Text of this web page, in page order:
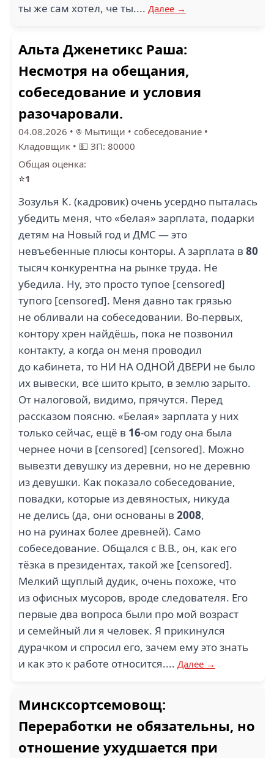
ты же сам хотел, че ты.... Далее →
Альта Дженетикс Раша:
Несмотря на обещания,
собеседование и условия
разочаровали.
04.08.2026 • Мытищи • собеседование •
Кладовщик • 💵 ЗП: 80000
Общая оценка:
⭐1
Зозулья К. (кадровик) очень усердно пыталась
убедить меня, что «белая» зарплата, подарки
детям на Новый год и ДМС — это
невъебенные плюсы конторы. А зарплата в 80
тысяч конкурентна на рынке труда. Не
убедила. Ну, это просто тупое [censored]
тупого [censored]. Меня давно так грязью
не обливали на собеседовании. Во-первых,
контору хрен найдёшь, пока не позвонил
контакту, а когда он меня проводил
до кабинета, то НИ НА ОДНОЙ ДВЕРИ не было
их вывески, всё шито крыто, в землю зарыто.
От налоговой, видимо, прячутся. Перед
рассказом поясню. «Белая» зарплата у них
только сейчас, ещё в 16-ом году она была
чернее ночи в [censored] [censored]. Можно
вывезти девушку из деревни, но не деревню
из девушки. Как показало собеседование,
повадки, которые из девяностых, никуда
не делись (да, они основаны в 2008,
но на руинах более древней). Само
собеседование. Общался с В.В., он, как его
тёзка в президентах, такой же [censored].
Мелкий щуплый дудик, очень похоже, что
из офисных мусоров, вроде следователя. Его
первые два вопроса были про мой возраст
и семейный ли я человек. Я прикинулся
дурачком и спросил его, зачем ему это знать
и как это к работе относится.... Далее →
Минсксортсемовощ:
Переработки не обязательны, но
отношение ухудшается при